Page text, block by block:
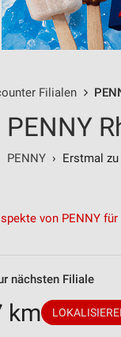
Filialen
PENNY
PENNY › Erstmal zu
von PENNY für
nächsten Filiale
km